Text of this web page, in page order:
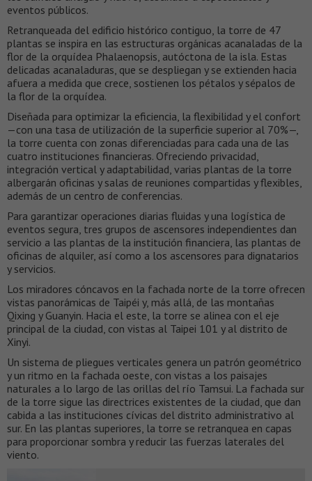
eventos públicos.
Retranqueada del edificio histórico contiguo, la torre de 47
plantas se inspira en las estructuras orgánicas acanaladas de la
flor de la orquídea Phalaenopsis, autóctona de la isla. Estas
delicadas acanaladuras, que se despliegan y se extienden hacia
afuera a medida que crece, sostienen los pétalos y sépalos de
la flor de la orquídea.
Diseñada para optimizar la eficiencia, la flexibilidad y el confort
—con una tasa de utilización de la superficie superior al 70%—,
la torre cuenta con zonas diferenciadas para cada una de las
cuatro instituciones financieras. Ofreciendo privacidad,
integración vertical y adaptabilidad, varias plantas de la torre
albergarán oficinas y salas de reuniones compartidas y flexibles,
además de un centro de conferencias.
Para garantizar operaciones diarias fluidas y una logística de
eventos segura, tres grupos de ascensores independientes dan
servicio a las plantas de la institución financiera, las plantas de
oficinas de alquiler, así como a los ascensores para dignatarios
y servicios.
Los miradores cóncavos en la fachada norte de la torre ofrecen
vistas panorámicas de Taipéi y, más allá, de las montañas
Qixing y Guanyin. Hacia el este, la torre se alinea con el eje
principal de la ciudad, con vistas al Taipei 101 y al distrito de
Xinyi.
Un sistema de pliegues verticales genera un patrón geométrico
y un ritmo en la fachada oeste, con vistas a los paisajes
naturales a lo largo de las orillas del río Tamsui. La fachada sur
de la torre sigue las directrices existentes de la ciudad, que dan
cabida a las instituciones cívicas del distrito administrativo al
sur. En las plantas superiores, la torre se retranquea en capas
para proporcionar sombra y reducir las fuerzas laterales del
viento.